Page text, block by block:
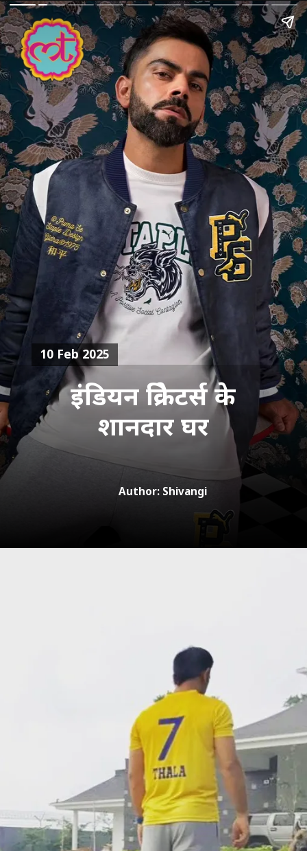
इंडियन क्रिकेटर्स के
शानदार घर
10 Feb 2025
Author: Shivangi